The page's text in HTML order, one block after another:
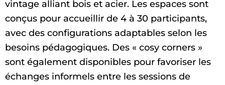
vintage alliant bois et acier. Les espaces sont
conçus pour accueillir de 4 à 30 participants,
avec des configurations adaptables selon les
besoins pédagogiques. Des « cosy corners »
sont également disponibles pour favoriser les
échanges informels entre les sessions de